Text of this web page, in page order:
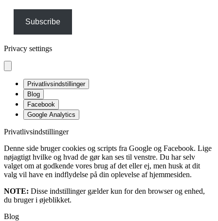
Subscribe
Privacy settings
Privatlivsindstillinger
Blog
Facebook
Google Analytics
Privatlivsindstillinger
Denne side bruger cookies og scripts fra Google og Facebook. Lige
nøjagtigt hvilke og hvad de gør kan ses til venstre. Du har selv
valget om at godkende vores brug af det eller ej, men husk at dit
valg vil have en indflydelse på din oplevelse af hjemmesiden.
NOTE: Disse indstillinger gælder kun for den browser og enhed,
du bruger i øjeblikket.
Blog